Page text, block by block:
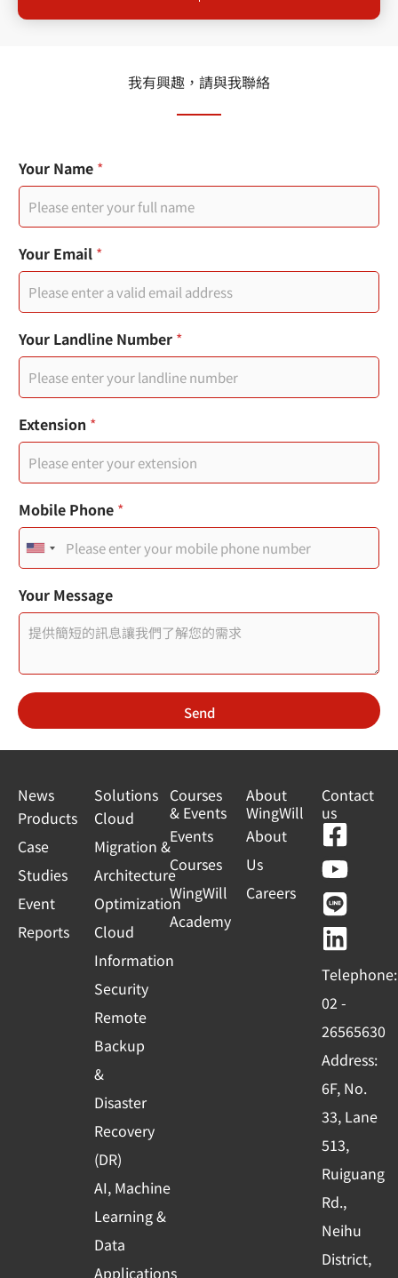
我有興趣，請與我聯絡
Your Name *
您
的
訊
息
期
戳
記
使
用
者
Your Email *
Your Landline Number *
Extension *
N
a
m
e
使
用
者
Mobile Phone *
U
i
t
e
d
S
t
t
e
s
+
1
Your Message
Send
News
Products
Case
Studies
Event
Reports
Solutions
Cloud
Migration &
Architecture
Optimization
Cloud
Information
Security
Remote
Backup
&
Disaster
Recovery
(DR)
AI, Machine
Learning &
Data
Applications
Courses
& Events
Events
Courses
WingWill
Academy
About
WingWill
About
Us
Careers
Contact
us
F
a
c
e
b
o
o
k
-
s
q
u
a
r
e
Y
o
u
t
u
b
e
L
i
n
e
L
i
n
k
e
d
i
n
Telephone:
02 -
26565630
Address:
6F, No.
33, Lane
513,
Ruiguang
Rd.,
Neihu
District,